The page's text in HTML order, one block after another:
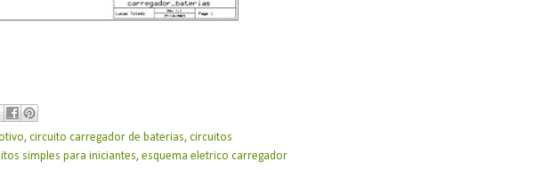
, circuito carregador de baterias, circuitos
simples para iniciantes, esquema eletrico carregador